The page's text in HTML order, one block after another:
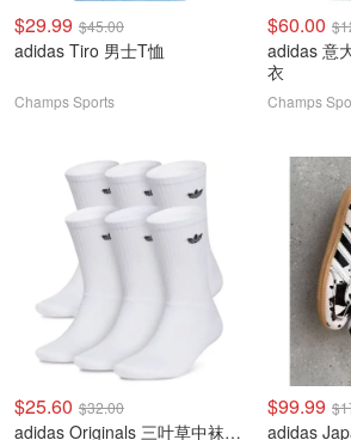
$29.99 $45.00
adidas Tiro 男士T恤
Champs Sports
$60.00
adidas 意
衣
Champs
$25.60 $32.00
adidas Originals 三叶草中袜 6双装
$99.99
adidas